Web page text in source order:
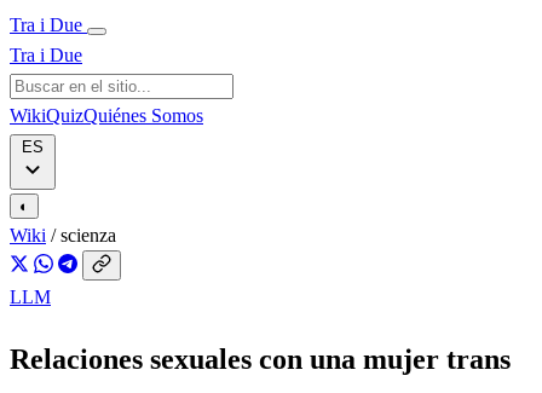
Tra i Due
Tra i Due
WikiQuizQuiénes Somos
◐
Wiki / scienza
LLM
Relaciones sexuales con una mujer trans